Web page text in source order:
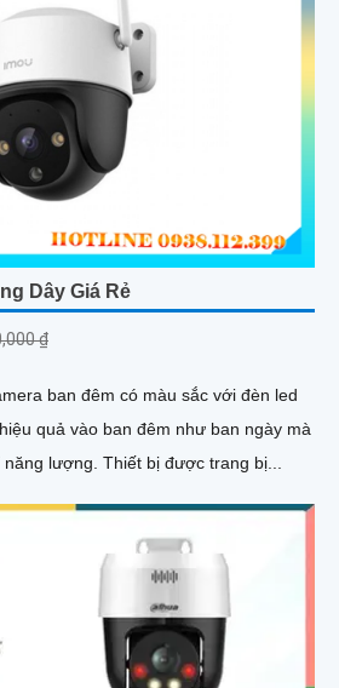
Dây Giá Rẻ
₫
ban đêm có màu sắc với đèn led
quả vào ban đêm như ban ngày mà
lượng. Thiết bị được trang bị...